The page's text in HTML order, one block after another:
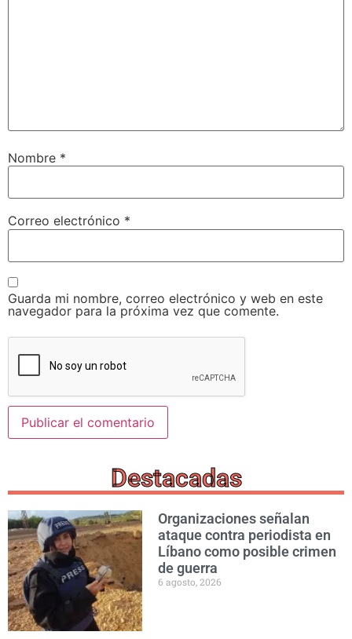
Nombre *
Correo electrónico *
Guarda mi nombre, correo electrónico y web en este
navegador para la próxima vez que comente.
Destacadas
Organizaciones señalan
ataque contra periodista en
Líbano como posible crimen
de guerra
6 agosto, 2026